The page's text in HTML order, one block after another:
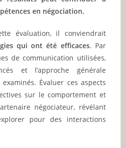
en négociation.
évaluation, il conviendrait
qui ont été efficaces. Par
de communication utilisées,
et l’approche générale
Évaluer ces aspects
sur le comportement et
négociateur, révélant
pour des interactions